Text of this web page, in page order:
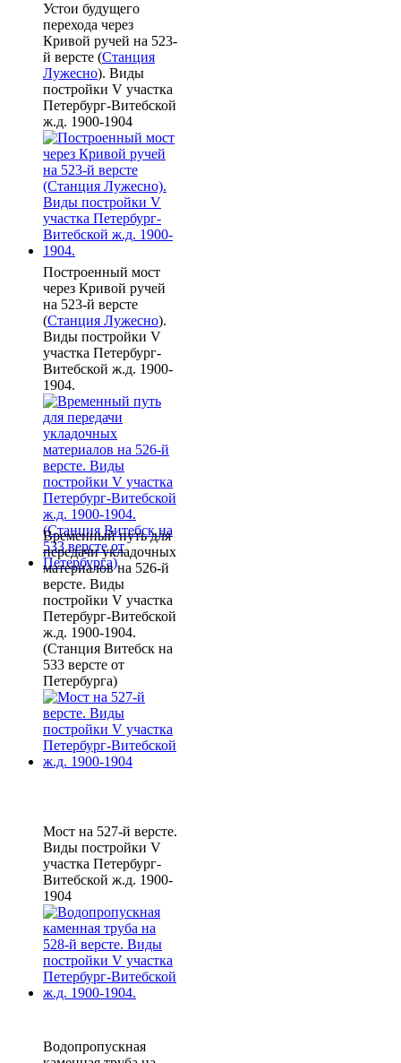
Устои будущего
перехода через
Кривой ручей на 523-
й версте (Станция
Лужесно). Виды
постройки V участка
Петербург-Витебской
ж.д. 1900-1904
Построенный мост
через Кривой ручей
на 523-й версте
(Станция Лужесно).
Виды постройки V
участка Петербург-
Витебской ж.д. 1900-
1904.
Временный путь для
передачи укладочных
материалов на 526-й
версте. Виды
постройки V участка
Петербург-Витебской
ж.д. 1900-1904.
(Станция Витебск на
533 версте от
Петербурга)
Мост на 527-й версте.
Виды постройки V
участка Петербург-
Витебской ж.д. 1900-
1904
Водопропускная